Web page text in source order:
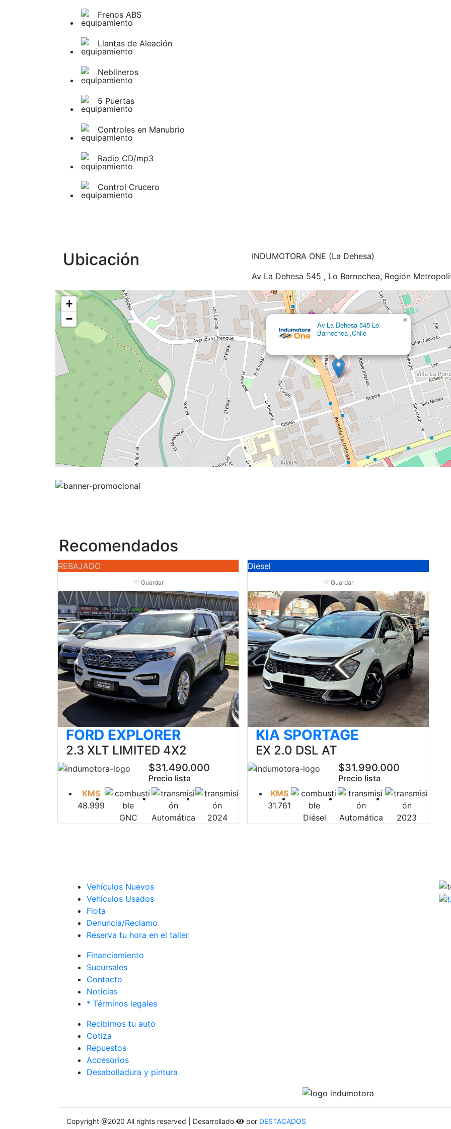
Frenos ABS
Llantas de Aleación
Neblineros
5 Puertas
Controles en Manubrio
Radio CD/mp3
Control Crucero
Ubicación
INDUMOTORA ONE (La Dehesa)
Av La Dehesa 545 , Lo Barnechea, Región
Av La Dehesa 545 Lo
Barnechea ,Chile
×
+
−
Recomendados
REBAJADO
Guardar
FORD EXPLORER
2.3 XLT LIMITED 4X2
$31.490.000
Precio lista
KMS
48.999
GNC
Automática 2024
Diesel
Guardar
KIA SPORTAGE
EX 2.0 DSL AT
$31.990.000
Precio lista
KMS
31.761
Diésel
Automática 2023
Vehículos Nuevos
Vehículos Usados
Flota
Denuncia/Reclamo
Reserva tu hora en el taller
Financiamiento
Sucursales
Contacto
Noticias
* Términos legales
Recibimos tu auto
Cotiza
Repuestos
Accesorios
Desabolladura y pintura
Copyright @2020 All rights reserved | Desarrollado por DESTACADOS